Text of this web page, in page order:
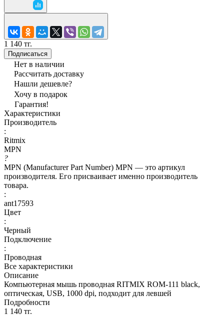
1 140 тг.
Подписаться
Нет в наличии
Рассчитать доставку
Нашли дешевле?
Хочу в подарок
Гарантия!
Характеристики
Производитель
:
Ritmix
MPN
?
MPN (Manufacturer Part Number) MPN — это артикул
производителя. Его присваивает именно производитель
товара.
:
ant17593
Цвет
:
Черный
Подключение
:
Проводная
Все характеристики
Описание
Компьютерная мышь проводная RITMIX ROM-111 black,
оптическая, USB, 1000 dpi, подходит для левшей
Подробности
1 140 тг.